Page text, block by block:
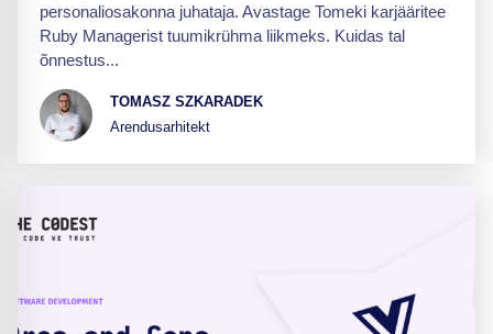
personaliosakonna juhataja. Avastage Tomeki karjääritee
Ruby Managerist tuumikrühma liikmeks. Kuidas tal
õnnestus...
TOMASZ SZKARADEK
Arendusarhitekt